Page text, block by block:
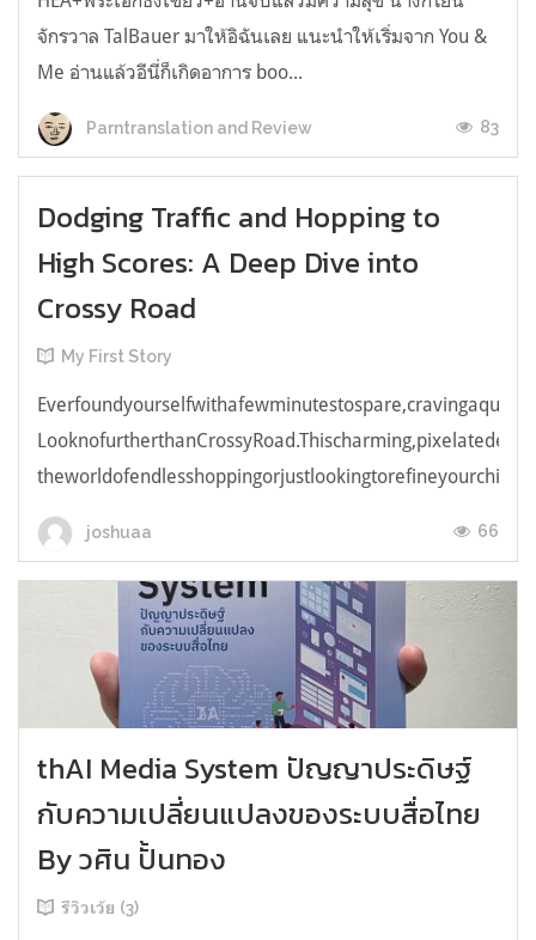
จักรวาล TalBauer มาให้อิฉันเลย แนะนำให้เริ่มจาก You &
Me อ่านแล้วอีนี่ก็เกิดอาการ boo...
Parntranslation and Review 83
Dodging Traffic and Hopping to
High Scores: A Deep Dive into
Crossy Road
My First Story
joshuaa 66
thAI Media System ปัญญาประดิษฐ์
กับความเปลี่ยนแปลงของระบบสื่อไทย
By วศิน ปั้นทอง
รีวิวเว้ย (3)